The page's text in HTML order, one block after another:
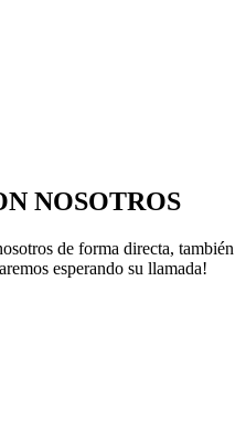
NOSOTROS
de forma directa, también
esperando su llamada!